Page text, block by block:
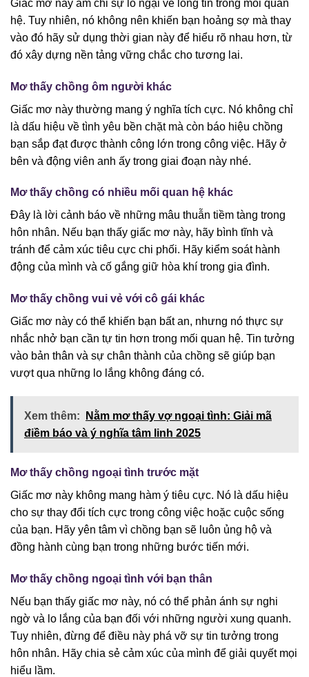
Giấc mơ này ám chỉ sự lo ngại về lòng tin trong mối quan
hệ. Tuy nhiên, nó không nên khiến bạn hoảng sợ mà thay
vào đó hãy sử dụng thời gian này để hiểu rõ nhau hơn, từ
đó xây dựng nền tảng vững chắc cho tương lai.
Mơ thấy chồng ôm người khác
Giấc mơ này thường mang ý nghĩa tích cực. Nó không chỉ
là dấu hiệu về tình yêu bền chặt mà còn báo hiệu chồng
bạn sắp đạt được thành công lớn trong công việc. Hãy ở
bên và động viên anh ấy trong giai đoạn này nhé.
Mơ thấy chồng có nhiều mối quan hệ khác
Đây là lời cảnh báo về những mâu thuẫn tiềm tàng trong
hôn nhân. Nếu bạn thấy giấc mơ này, hãy bình tĩnh và
tránh để cảm xúc tiêu cực chi phối. Hãy kiểm soát hành
động của mình và cố gắng giữ hòa khí trong gia đình.
Mơ thấy chồng vui vẻ với cô gái khác
Giấc mơ này có thể khiến bạn bất an, nhưng nó thực sự
nhắc nhở bạn cần tự tin hơn trong mối quan hệ. Tin tưởng
vào bản thân và sự chân thành của chồng sẽ giúp bạn
vượt qua những lo lắng không đáng có.
Xem thêm:
Nằm mơ thấy vợ ngoại tình: Giải mã
điềm báo và ý nghĩa tâm linh 2025
Mơ thấy chồng ngoại tình trước mặt
Giấc mơ này không mang hàm ý tiêu cực. Nó là dấu hiệu
cho sự thay đổi tích cực trong công việc hoặc cuộc sống
của bạn. Hãy yên tâm vì chồng bạn sẽ luôn ủng hộ và
đồng hành cùng bạn trong những bước tiến mới.
Mơ thấy chồng ngoại tình với bạn thân
Nếu bạn thấy giấc mơ này, nó có thể phản ánh sự nghi
ngờ và lo lắng của bạn đối với những người xung quanh.
Tuy nhiên, đừng để điều này phá vỡ sự tin tưởng trong
hôn nhân. Hãy chia sẻ cảm xúc của mình để giải quyết mọi
hiểu lầm.